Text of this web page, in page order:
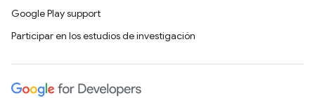
Google Play support
Participar en los estudios de investigación